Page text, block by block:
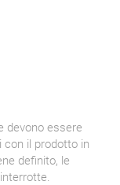
devono essere
con il prodotto in
definito, le